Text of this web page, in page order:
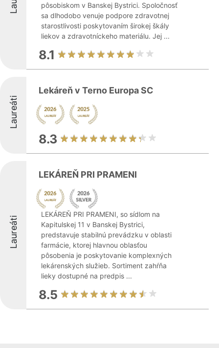
pôsobiskom v Banskej Bystrici. Spoločnosť
sa dlhodobo venuje podpore zdravotnej
starostlivosti poskytovaním širokej škály
liekov a zdravotníckeho materiálu. Jej ...
8.1
Laureáti
Lekáreň v Terno Europa SC
8.3
Laureáti
LEKÁREŇ PRI PRAMENI
LEKÁREŇ PRI PRAMENI, so sídlom na
Kapitulskej 11 v Banskej Bystrici,
predstavuje stabilnú prevádzku v oblasti
farmácie, ktorej hlavnou oblasťou
pôsobenia je poskytovanie komplexných
lekárenských služieb. Sortiment zahŕňa
lieky dostupné na predpis ...
8.5